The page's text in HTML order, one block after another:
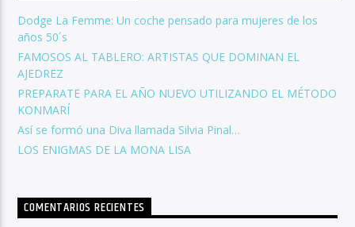
Dodge La Femme: Un coche pensado para mujeres de los
años 50´s
FAMOSOS AL TABLERO: ARTISTAS QUE DOMINAN EL
AJEDREZ
PREPARATE PARA EL AÑO NUEVO UTILIZANDO EL MÉTODO
KONMARÍ
Así se formó una Diva llamada Silvia Pinal…
LOS ENIGMAS DE LA MONA LISA
COMENTARIOS RECIENTES